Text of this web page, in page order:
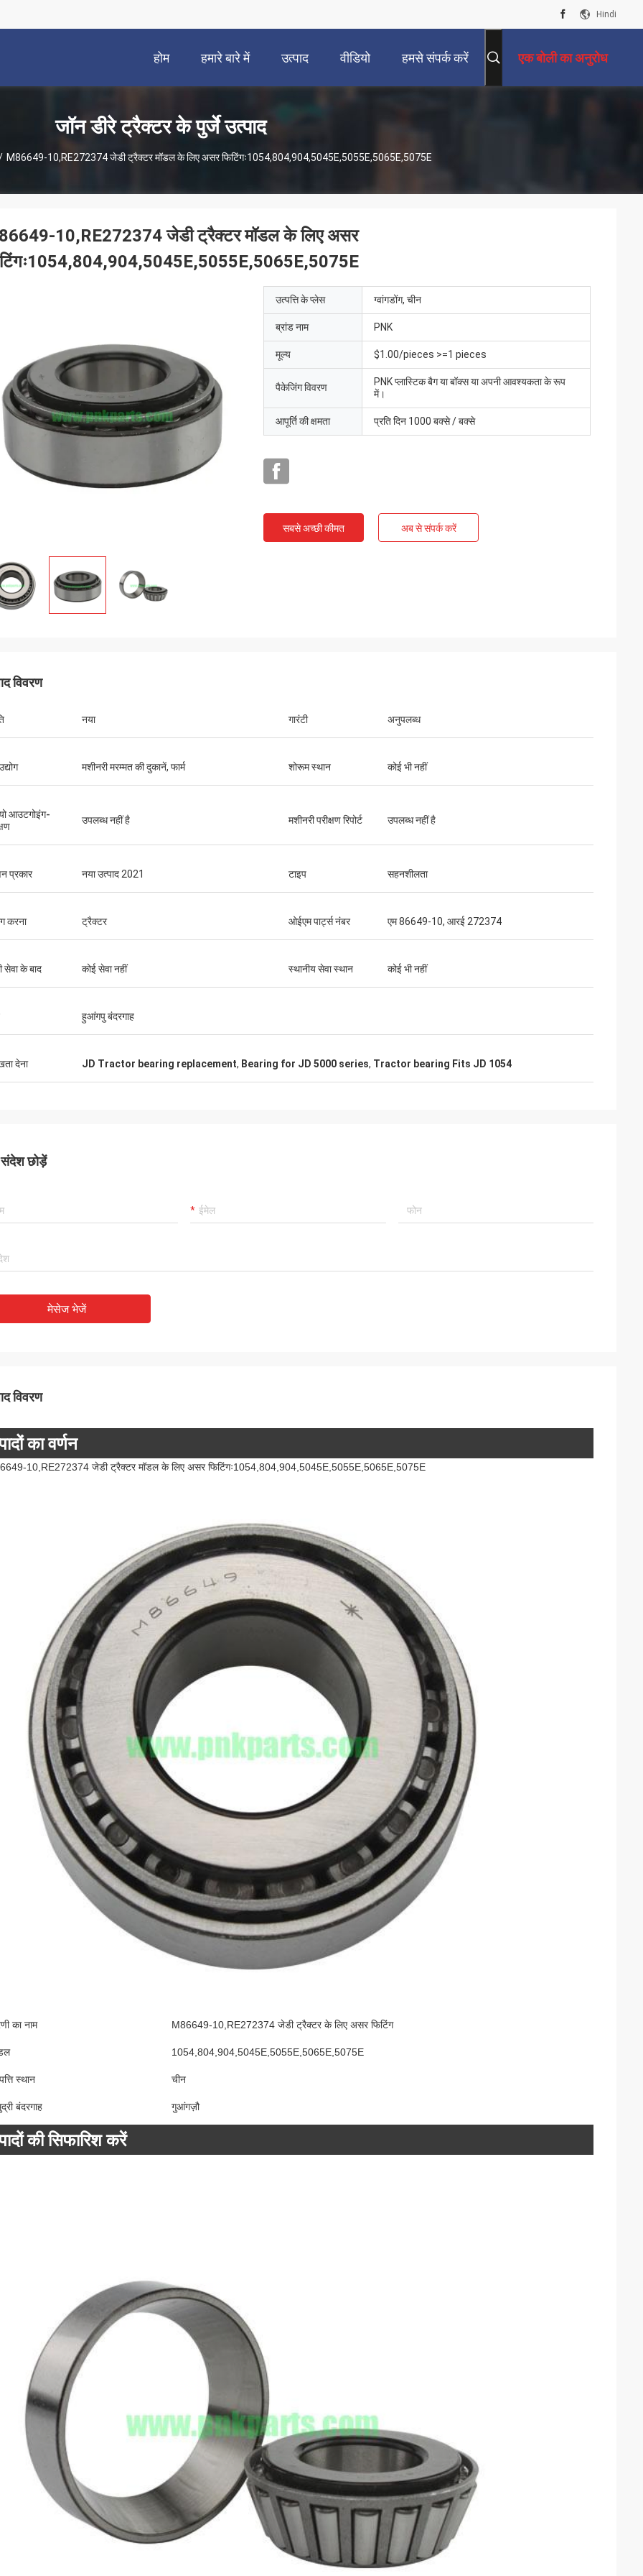
Hindi
होम हमारे बारे में उत्पाद वीडियो हमसे संपर्क करें एक बोली का अनुरोध
जॉन डीरे ट्रैक्टर के पुर्जे उत्पाद
M86649-10,RE272374 जेडी ट्रैक्टर मॉडल के लिए असर फिटिंगः1054,804,904,5045E,5055E,5065E,5075E
10,RE272374 जेडी ट्रैक्टर मॉडल के लिए असर
उत्पत्ति के प्लेस ग्वांगडोंग, चीन
ब्रांड नाम PNK
मूल्य $1.00/pieces >=1 pieces
पैकेजिंग विवरण
PNK प्लास्टिक बैग या बॉक्स या अपनी आवश्यकता के रूप
में।
आपूर्ति की क्षमता प्रति दिन 1000 बक्से / बक्से
सबसे अच्छी कीमत अब से संपर्क करें
विवरण
नया गारंटी अनुपलब्ध
मशीनरी मरम्मत की दुकानें, फार्म शोरूम स्थान कोई भी नहीं
आउटगोइंग-
उपलब्ध नहीं है मशीनरी परीक्षण रिपोर्ट उपलब्ध नहीं है
प्रकार नया उत्पाद 2021 टाइप सहनशीलता
करना ट्रैक्टर ओईएम पार्ट्स नंबर एम 86649-10, आरई 272374
सेवा के बाद कोई सेवा नहीं स्थानीय सेवा स्थान कोई भी नहीं
हुआंगपु बंदरगाह
देना JD Tractor bearing replacement, Bearing for JD 5000 series, Tractor bearing Fits JD 1054
छोड़ें
मेसेज भेजें
विवरण
का वर्णन
10,RE272374 जेडी ट्रैक्टर मॉडल के लिए असर फिटिंगः1054,804,904,5045E,5055E,5065E,5075E
का नाम M86649-10,RE272374 जेडी ट्रैक्टर के लिए असर फिटिंग
1054,804,904,5045E,5055E,5065E,5075E
स्थान चीन
बंदरगाह गुआंगज़ौ
की सिफारिश करें